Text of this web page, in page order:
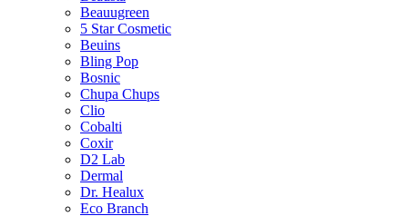
Beauugreen
5 Star Cosmetic
Beuins
Bling Pop
Bosnic
Chupa Chups
Clio
Cobalti
Coxir
D2 Lab
Dermal
Dr. Healux
Eco Branch